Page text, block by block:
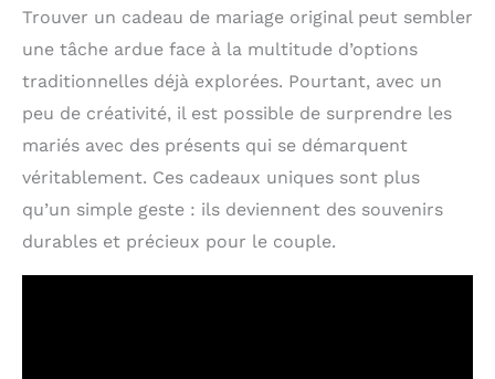
Trouver un cadeau de mariage original peut sembler
une tâche ardue face à la multitude d’options
traditionnelles déjà explorées. Pourtant, avec un
peu de créativité, il est possible de surprendre les
mariés avec des présents qui se démarquent
véritablement. Ces cadeaux uniques sont plus
qu’un simple geste : ils deviennent des souvenirs
durables et précieux pour le couple.